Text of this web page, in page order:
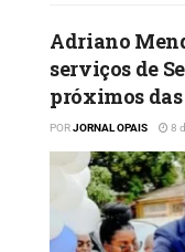
Adriano
serviços de
próximos
PORJORNAL OPAIS 8